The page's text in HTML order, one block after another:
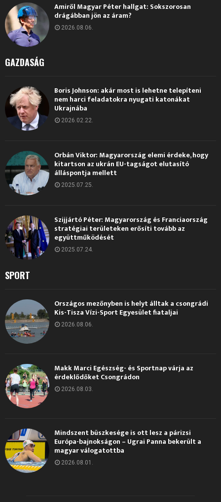
Amiről Magyar Péter hallgat: Sokszorosan
drágábban jön az áram?
2026.08.06.
GAZDASÁG
Boris Johnson: akár most is lehetne telepíteni
nem harci feladatokra nyugati katonákat
Ukrajnába
2026.02.22.
Orbán Viktor: Magyarország elemi érdeke, hogy
kitartson az ukrán EU-tagságot elutasító
álláspontja mellett
2025.07.25.
Szijjártó Péter: Magyarország és Franciaország
stratégiai területeken erősíti tovább az
együttműködését
2025.07.24.
SPORT
Országos mezőnyben is helyt álltak a csongrádi
Kis-Tisza Vízi-Sport Egyesület fiataljai
2026.08.06.
Makk Marci Egészség- és Sportnap várja az
érdeklődőket Csongrádon
2026.08.03.
Mindszent büszkesége is ott lesz a párizsi
Európa-bajnokságon – Ugrai Panna bekerült a
magyar válogatottba
2026.08.01.